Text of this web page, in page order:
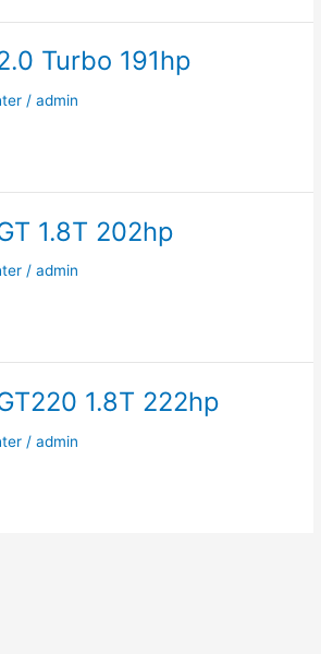
Turbo 191hp
/admin
1.8T 202hp
/admin
1.8T 222hp
/admin